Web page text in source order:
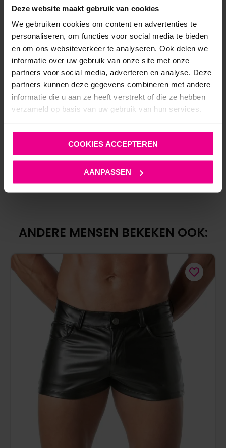
Deze website maakt gebruik van cookies
We gebruiken cookies om content en advertenties te
personaliseren, om functies voor social media te bieden
en om ons websiteverkeer te analyseren. Ook delen we
informatie over uw gebruik van onze site met onze
partners voor social media, adverteren en analyse. Deze
partners kunnen deze gegevens combineren met andere
informatie die u aan ze heeft verstrekt of die ze hebben
verzameld op basis van uw gebruik van hun services.
COOKIES ACCEPTEREN
AANPASSEN
MICROVEZEL BOXER TEMPTATION MET MESH – TOF
PARIS
Op voorraad
ANDERE MENSEN BEKEKEN OOK: